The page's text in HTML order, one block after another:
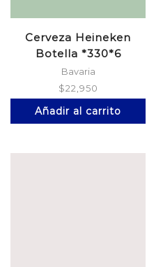
Cerveza Heineken
Botella *330*6
Bavaria
$22,950
Añadir al carrito